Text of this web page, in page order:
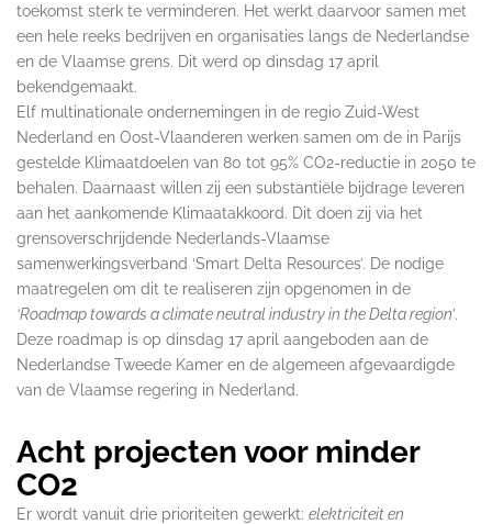
toekomst sterk te verminderen. Het werkt daarvoor samen met
een hele reeks bedrijven en organisaties langs de Nederlandse
en de Vlaamse grens. Dit werd op dinsdag 17 april
bekendgemaakt.
Elf multinationale ondernemingen in de regio Zuid-West
Nederland en Oost-Vlaanderen werken samen om de in Parijs
gestelde Klimaatdoelen van 80 tot 95% CO2-reductie in 2050 te
behalen. Daarnaast willen zij een substantiële bijdrage leveren
aan het aankomende Klimaatakkoord. Dit doen zij via het
grensoverschrijdende Nederlands-Vlaamse
samenwerkingsverband ‘Smart Delta Resources’. De nodige
maatregelen om dit te realiseren zijn opgenomen in de
‘Roadmap towards a climate neutral industry in the Delta region’.
Deze roadmap is op dinsdag 17 april aangeboden aan de
Nederlandse Tweede Kamer en de algemeen afgevaardigde
van de Vlaamse regering in Nederland.
Acht projecten voor minder
CO2
Er wordt vanuit drie prioriteiten gewerkt: elektriciteit en